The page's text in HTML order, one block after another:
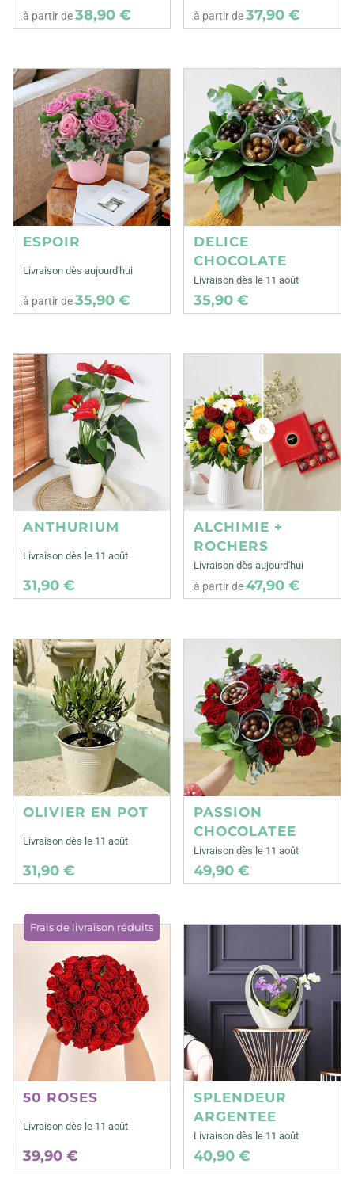
à partir de38,90 € à partir de37,90 €
ESPOIR
Livraison dès aujourd'hui
à partir de35,90 €
DELICE
CHOCOLATE
Livraison dès le 11 août
35,90 €
ANTHURIUM
Livraison dès le 11 août
31,90 €
ALCHIMIE +
ROCHERS
Livraison dès aujourd'hui
à partir de47,90 €
OLIVIER EN POT
Livraison dès le 11 août
31,90 €
PASSION
CHOCOLATEE
Livraison dès le 11 août
49,90 €
Frais de livraison réduits
50 ROSES
Livraison dès le 11 août
39,90 €
SPLENDEUR
ARGENTEE
Livraison dès le 11 août
40,90 €